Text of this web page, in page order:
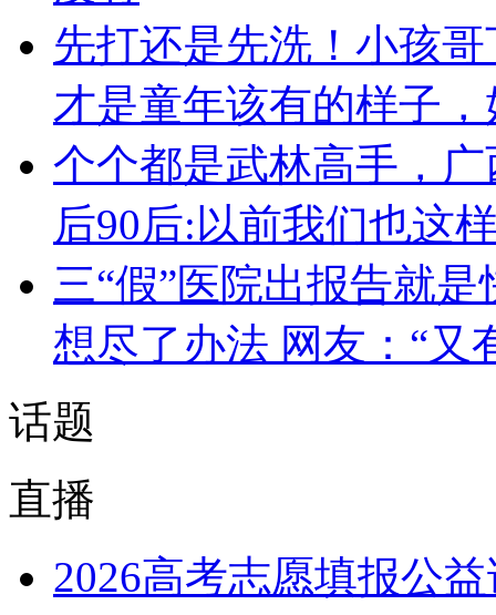
先打还是先洗！小孩
才是童年该有的样子
个个都是武林高手，
后90后:以前我们也这
三“假”医院出报告就
想尽了办法 网友：“又
话题
直播
2026高考志愿填报公